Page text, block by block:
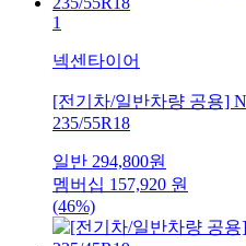
1
넥센타이어
[전기차/일반차량 공용]
235/55R18
일반 294,800원
멤버십 157,920 원
(46%)